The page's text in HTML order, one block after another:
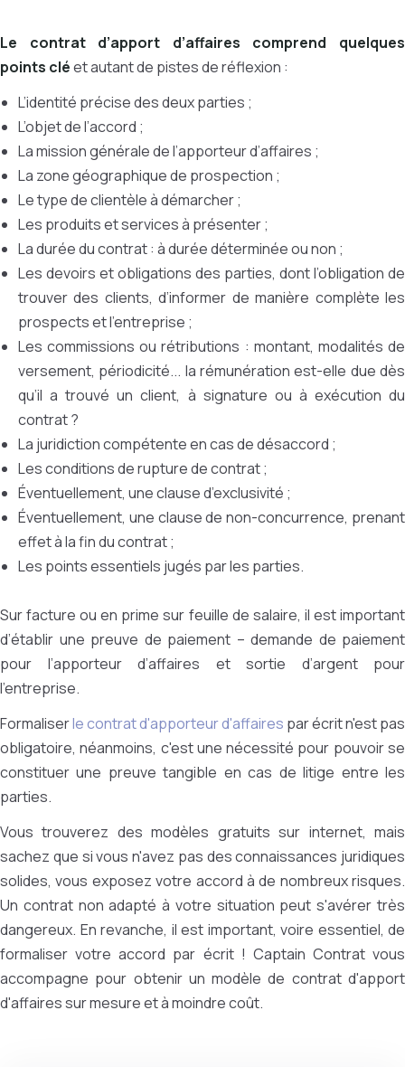
Le contrat d’apport d’affaires comprend quelques
points cléet autant de pistes de réflexion :
L’identité précise des deux parties ;
L’objet de l’accord ;
La mission générale de l’apporteur d’affaires ;
La zone géographique de prospection ;
Le type de clientèle à démarcher ;
Les produits et services à présenter ;
La durée du contrat : à durée déterminée ou non ;
Les devoirs et obligations des parties, dont l’obligation de
trouver des clients, d’informer de manière complète les
prospects et l’entreprise ;
Les commissions ou rétributions : montant, modalités de
versement, périodicité... la rémunération est-elle due dès
qu’il a trouvé un client, à signature ou à exécution du
contrat ?
La juridiction compétente en cas de désaccord ;
Les conditions de rupture de contrat ;
Éventuellement, une clause d’exclusivité ;
Éventuellement, une clause de non-concurrence, prenant
effet à la fin du contrat ;
Les points essentiels jugés par les parties.
Sur facture ou en prime sur feuille de salaire, il est important
d’établir une preuve de paiement – demande de paiement
pour l’apporteur d’affaires et sortie d’argent pour
l’entreprise.
Formaliserle contrat d'apporteur d'affaires par écrit n'est pas
obligatoire, néanmoins, c'est une nécessité pour pouvoir se
constituer une preuve tangible en cas de litige entre les
parties.
Vous trouverez des modèles gratuits sur internet, mais
sachez que si vous n'avez pas des connaissances juridiques
solides, vous exposez votre accord à de nombreux risques.
Un contrat non adapté à votre situation peut s'avérer très
dangereux. En revanche, il est important, voire essentiel, de
formaliser votre accord par écrit ! Captain Contrat vous
accompagne pour obtenir un modèle de contrat d'apport
d'affaires sur mesure et à moindre coût.